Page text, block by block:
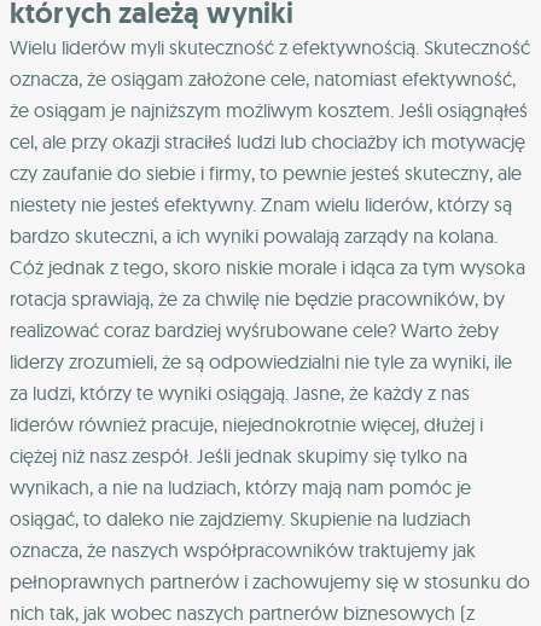
których zależą wyniki
Wielu liderów myli skuteczność z efektywnością. Skuteczność
oznacza, że osiągam założone cele, natomiast efektywność,
że osiągam je najniższym możliwym kosztem. Jeśli osiągnąłeś
cel, ale przy okazji straciłeś ludzi lub chociażby ich motywację
czy zaufanie do siebie i firmy, to pewnie jesteś skuteczny, ale
niestety nie jesteś efektywny. Znam wielu liderów, którzy są
bardzo skuteczni, a ich wyniki powalają zarządy na kolana.
Cóż jednak z tego, skoro niskie morale i idąca za tym wysoka
rotacja sprawiają, że za chwilę nie będzie pracowników, by
realizować coraz bardziej wyśrubowane cele? Warto żeby
liderzy zrozumieli, że są odpowiedzialni nie tyle za wyniki, ile
za ludzi, którzy te wyniki osiągają. Jasne, że każdy z nas
liderów również pracuje, niejednokrotnie więcej, dłużej i
ciężej niż nasz zespół. Jeśli jednak skupimy się tylko na
wynikach, a nie na ludziach, którzy mają nam pomóc je
osiągać, to daleko nie zajdziemy. Skupienie na ludziach
oznacza, że naszych współpracowników traktujemy jak
pełnoprawnych partnerów i zachowujemy się w stosunku do
nich tak, jak wobec naszych partnerów biznesowych (z